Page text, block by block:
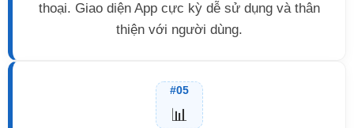
thoại. Giao diện App cực kỳ dễ sử dụng và thân
thiện với người dùng.
#05
📊